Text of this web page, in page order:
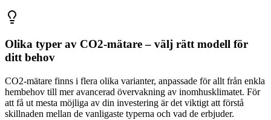
Olika typer av CO2-mätare – välj rätt modell för
ditt behov
CO2-mätare finns i flera olika varianter, anpassade för allt från enkla
hembehov till mer avancerad övervakning av inomhusklimatet. För
att få ut mesta möjliga av din investering är det viktigt att förstå
skillnaden mellan de vanligaste typerna och vad de erbjuder.